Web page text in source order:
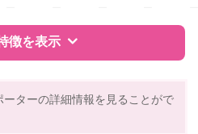
不可
徴を表示
ターの詳細情報を見ることがで